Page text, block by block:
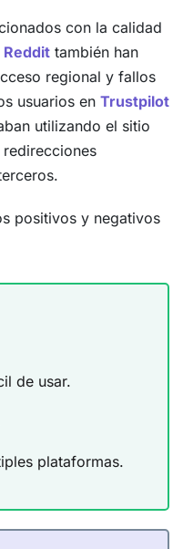
con la calidad
Reddit también han
regional y fallos
usuarios en Trustpilot
utilizando el sitio
positivos y negativos
de usar.
plataformas.